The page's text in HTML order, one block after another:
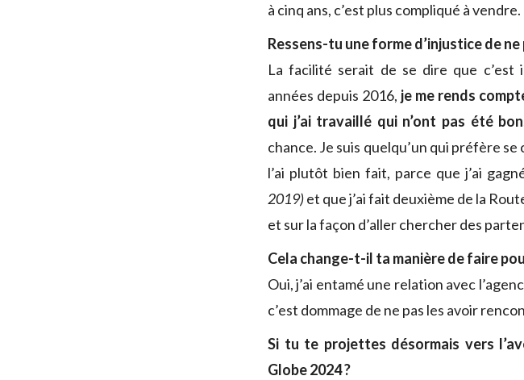
à cinq ans, c’est plus compliqué à vendre.
Ressens-tu une forme d’injustice de
La facilité serait de se dire que c’est
années depuis 2016, je me rends
qui j’ai travaillé qui n’ont pas été
chance. Je suis quelqu’un qui préfère
l’ai plutôt bien fait, parce que j’ai
2019)et que j’ai fait deuxième de la
et sur la façon d’aller chercher des
Cela change-t-il ta manière de faire
Oui, j’ai entamé une relation avec
c’est dommage de ne pas les avoir
Si tu te projettes désormais vers
Globe 2024 ?